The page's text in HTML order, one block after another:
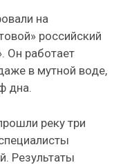
на
российский
Он работает
в мутной воде,
дна.
реку три
Результаты